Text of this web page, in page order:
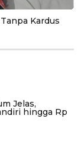
Kardus
Jelas,
hingga Rp